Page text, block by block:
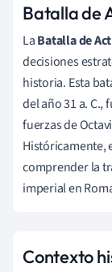
Batalla de
LaBatalla de
decisiones
historia. Esta
del año 31 a.
fuerzas de
Históricamente,
comprender la
imperial en
Contexto